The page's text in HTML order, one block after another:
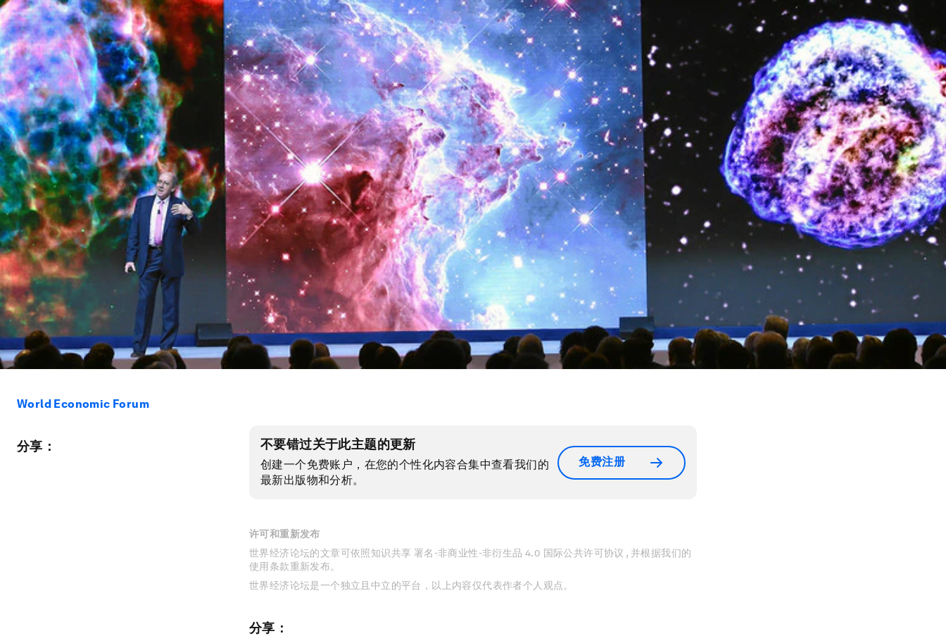
World Economic Forum
分享： 不要错过关于此主题的更新
创建一个免费账户，在您的个性化内容合集中查看我们的
最新出版物和分析。
免费注册
许可和重新发布
世界经济论坛的文章可依照知识共享 署名-非商业性-非衍生品 4.0 国际公共许可协议 , 并根据我们的
使用条款重新发布。
世界经济论坛是一个独立且中立的平台，以上内容仅代表作者个人观点。
分享：